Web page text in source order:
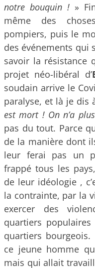
notre bouquin ! »
même des
pompiers, puis le
des événements qui
savoir la résistance
projet néo-libéral d’
soudain arrive le
paralyse, et là je dis
est mort ! On n’a
pas du tout. Parce
de la manière dont
leur ferai pas un
frappé tous les
de leur idéologie ,
la contrainte, par la
exercer des
quartiers
quartiers
ce jeune homme
mais qui allait